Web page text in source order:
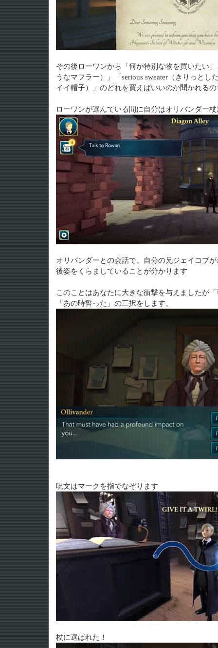
その後ローワンから「何か特別な物を買いたい
うなマフラー）」「serious sweater（きりっとし
イイ帽子）」のどれを買えばいいのか聞かれる
ローワンが選んでいる間に自分はオリバンダー
オリバンダーとの会話で、自分の兄ジェイコブ
後姿をくらましていることが分かります
このことはあなたに大きな衝撃を与えましたが
「あの時誓った」の三択をします。
呪文はマークを指でなぞります
杖に選ばれた！